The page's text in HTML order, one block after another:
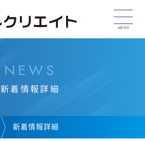
新着情報詳細
N EWS
新着情報詳細